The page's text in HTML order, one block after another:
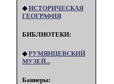
◆ИСТОРИЧЕСКАЯ
ГЕОГРАФИЯ
БИБЛИОТЕКИ:
◆РУМЯНЦЕВСКИЙ
МУЗЕЙ...
Баннеры: